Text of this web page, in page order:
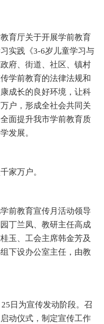
育厅关于开展学前教育
实践《3-6岁儿童学习与
府、街道、社区、镇村
学前教育的法律法规和
成长的良好环境，让科
户，形成全社会共同关
面提升我市学前教育质
发展。
家万户。
前教育宣传月活动领导
丁兰凤、教研主任高成
玉、工会主席韩金芳及
下设办公室主任，由教
日为宣传发动阶段。召
动仪式，制定宣传工作